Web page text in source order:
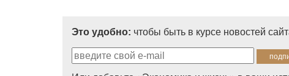
Это удобно: чтобы быть в курсе новостей